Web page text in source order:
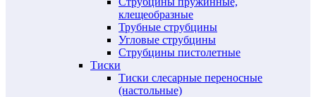
клещеобразные
Трубные струбцины
Угловые струбцины
Струбцины пистолетные
Тиски
Тиски слесарные переносные
(настольные)